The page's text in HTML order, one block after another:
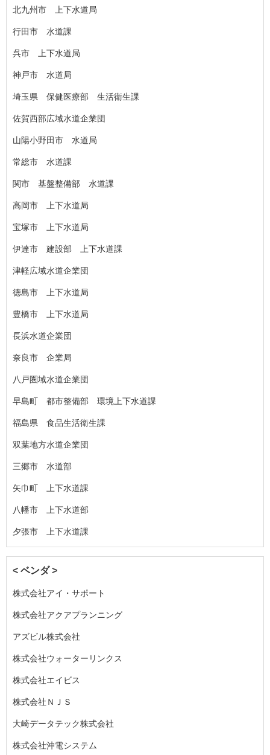
北九州市 上下水道局
行田市 水道課
呉市 上下水道局
神戸市 水道局
埼玉県 保健医療部 生活衛生課
佐賀西部広域水道企業団
山陽小野田市 水道局
常総市 水道課
関市 基盤整備部 水道課
高岡市 上下水道局
宝塚市 上下水道局
伊達市 建設部 上下水道課
津軽広域水道企業団
徳島市 上下水道局
豊橋市 上下水道局
長浜水道企業団
奈良市 企業局
八戸圏域水道企業団
早島町 都市整備部 環境上下水道課
福島県 食品生活衛生課
双葉地方水道企業団
三郷市 水道部
矢巾町 上下水道課
八幡市 上下水道部
夕張市 上下水道課
< ベンダ >
株式会社アイ・サポート
株式会社アクアプランニング
アズビル株式会社
株式会社ウォーターリンクス
株式会社エイビス
株式会社ＮＪＳ
大崎データテック株式会社
株式会社沖電システム